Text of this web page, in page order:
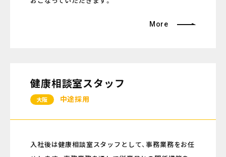
More
健康相談室スタッフ
大阪 中途採用
入社後は健康相談室スタッフとして、事務業務をお任